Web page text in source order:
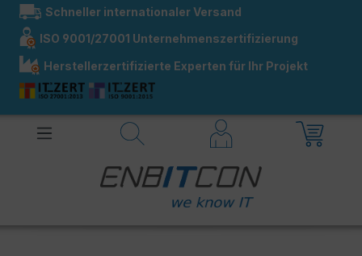
springen
Schneller internationaler Versand
ISO 9001/27001 Unternehmenszertifizierung
Herstellerzertifizierte Experten für Ihr Projekt